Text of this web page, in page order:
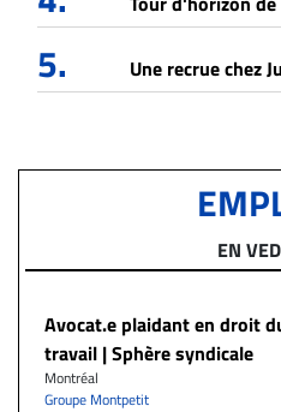
5. Une recrue chez
EN
Avocat.e plaidant en droit
travail | Sphère syndicale
Montréal
Groupe Montpetit